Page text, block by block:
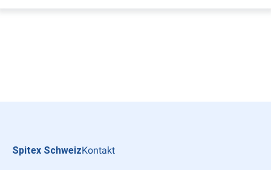
Spitex SchweizKontakt